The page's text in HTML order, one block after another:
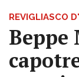
REVIGLIASCO
Beppe